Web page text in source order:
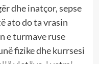
dhe inatçor, sepse
ato do ta vrasin
e turmave ruse
fizike dhe kurrsesi